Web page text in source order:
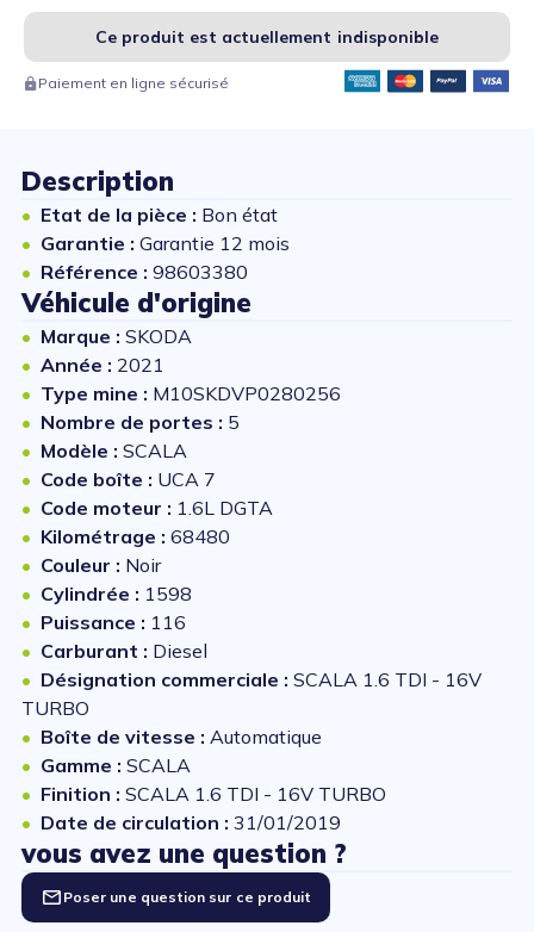
Ce produit est actuellement indisponible
Paiement en ligne sécurisé
Description
Etat de la pièce : Bon état
Garantie : Garantie 12 mois
Référence : 98603380
Véhicule d'origine
Marque : SKODA
Année : 2021
Type mine : M10SKDVP0280256
Nombre de portes : 5
Modèle : SCALA
Code boîte : UCA 7
Code moteur : 1.6L DGTA
Kilométrage : 68480
Couleur : Noir
Cylindrée : 1598
Puissance : 116
Carburant : Diesel
Désignation commerciale : SCALA 1.6 TDI - 16V
TURBO
Boîte de vitesse : Automatique
Gamme : SCALA
Finition : SCALA 1.6 TDI - 16V TURBO
Date de circulation : 31/01/2019
vous avez une question ?
Poser une question sur ce produit